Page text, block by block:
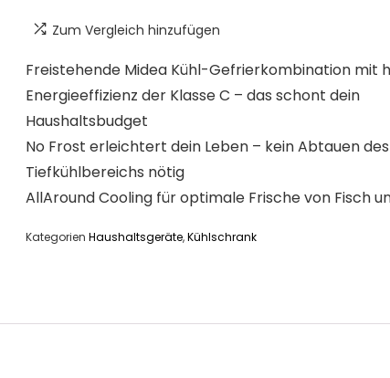
Zum Vergleich hinzufügen
Freistehende Midea Kühl-Gefrierkombination mit
Energieeffizienz der Klasse C – das schont dein
Haushaltsbudget
No Frost erleichtert dein Leben – kein Abtauen des
Tiefkühlbereichs nötig
AllAround Cooling für optimale Frische von Fisch
Kategorien Haushaltsgeräte,Kühlschrank